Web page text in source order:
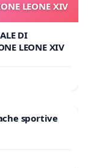
LEONE XIV
DI
LEONE XIV
sportive